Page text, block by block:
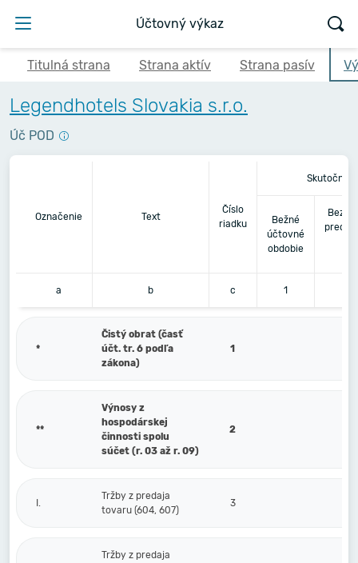
Účtovný výkaz
Titulná strana Strana aktív Strana pasív
Legendhotels Slovakia s.r.o.
Úč POD
Označenie Text
Číslo
riadku
Skutočnosť
Bežné
účtovné
obdobie
a b c 1
*
Čistý obrat (časť
účt. tr. 6 podľa
zákona)
1
**
Výnosy z
hospodárskej
činnosti spolu
súčet (r. 03 až r. 09)
2
I.
Tržby z predaja
tovaru (604, 607)
3
Tržby z predaja